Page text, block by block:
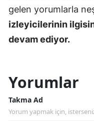
gelen yorumlarla
izleyicilerinin
devam ediyor.
Yorumlar
Takma Ad
Yorum yapmak için,